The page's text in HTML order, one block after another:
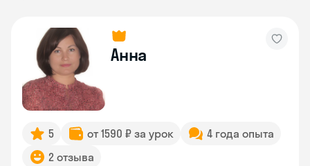
Анна
5 от 1590 ₽ за урок
4 года опыта
2 отзыва